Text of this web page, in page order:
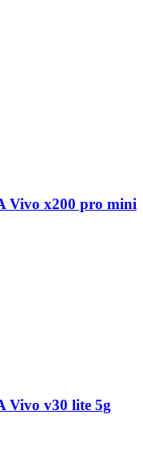
Vivo x200 pro mini
Vivo v30 lite 5g